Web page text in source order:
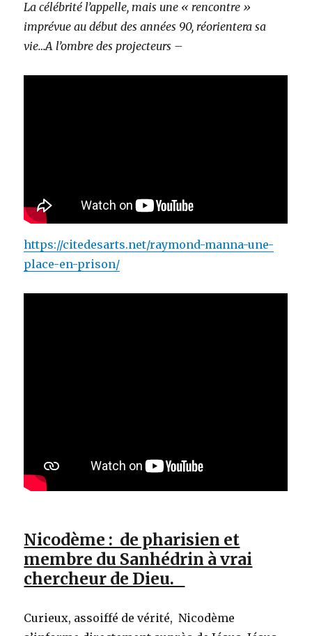
La célébrité l’appelle, mais une « rencontre »
imprévue au début des années 90, réorientera sa
vie…A l’ombre des projecteurs –
https://citedesarts.net/raymond-manna-une-
place-en-prison/
Nicodème : de pharisien et
membre du Sanhédrin à vrai
chercheur de Dieu.
Curieux, assoiffé de vérité, Nicodème